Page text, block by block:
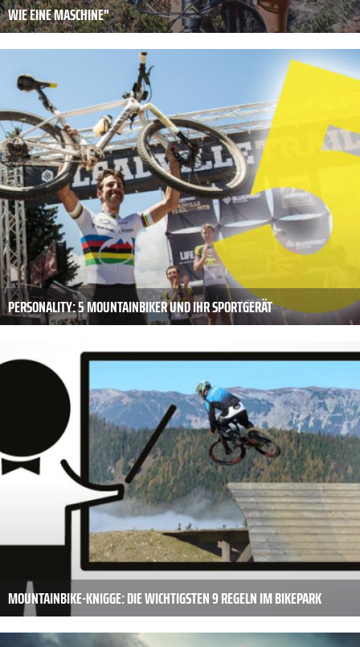
WIE EINE MASCHINE"
PERSONALITY: 5 MOUNTAINBIKER UND IHR SPORTGERÄT
MOUNTAINBIKE-KNIGGE: DIE WICHTIGSTEN 9 REGELN IM BIKEPARK